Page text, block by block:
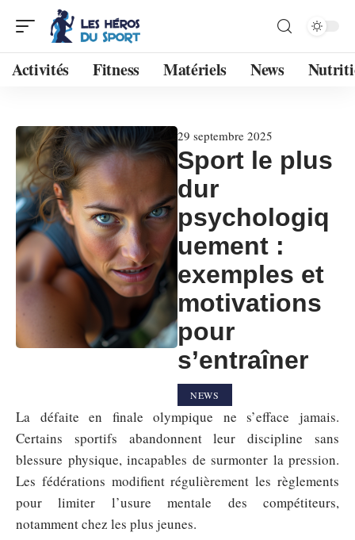
Activités Fitness Matériels News
29 septembre 2025
Sport le plus
dur
psychologiq
uement :
exemples et
motivations
pour
s’entraîner
NEWS
La défaite en finale olympique ne s’efface jamais.
Certains sportifs abandonnent leur discipline sans
blessure physique, incapables de surmonter la pression.
Les fédérations modifient régulièrement les règlements
pour limiter l’usure mentale des compétiteurs,
notamment chez les plus jeunes.